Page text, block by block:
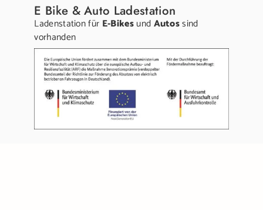
E Bike & Auto Ladestation
Ladenstation für E-Bikesund Autossind
vorhanden